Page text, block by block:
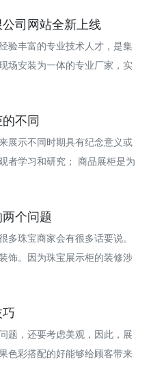
司网站全新上线
验丰富的专业技术人才，是集
场安装为一体的专业厂家，实
不同
展示不同时期具有纪念意义或
者学习和研究； 商品展柜是为
个问题
多珠宝商家会有很多话要说。
饰。因为珠宝展示柜的装修涉
题，还要考虑美观，因此，展
色彩搭配的好能够给顾客带来